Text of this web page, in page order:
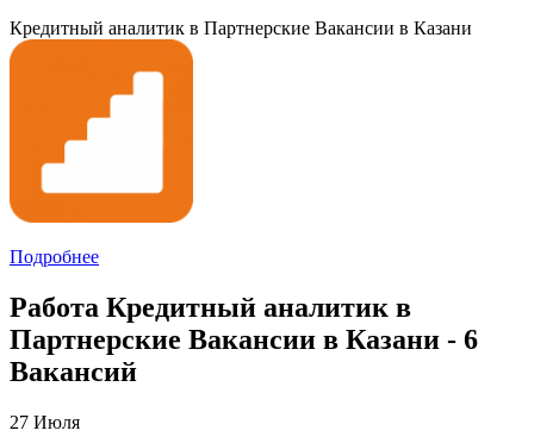
Кредитный аналитик в Партнерские Вакансии в Казани
Подробнее
Работа Кредитный аналитик в
Партнерские Вакансии в Казани - 6
Вакансий
27 Июля